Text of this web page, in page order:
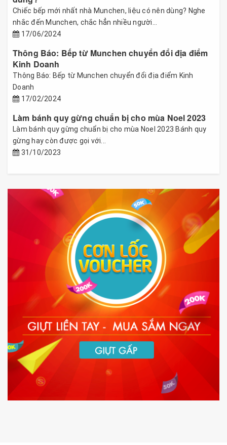
Chiếc bếp mới nhất nhà Munchen, liệu có nên dùng? Nghe
nhắc đến Munchen, chắc hẳn nhiều người...
17/06/2024
Thông Báo: Bếp từ Munchen chuyển đổi địa điểm
Kinh Doanh
Thông Báo: Bếp từ Munchen chuyển đổi địa điểm Kinh
Doanh
17/02/2024
Làm bánh quy gừng chuẩn bị cho mùa Noel 2023
Làm bánh quy gừng chuẩn bị cho mùa Noel 2023 Bánh quy
gừng hay còn được gọi với...
31/10/2023